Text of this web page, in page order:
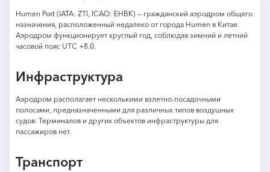
Humen Port (IATA: ZTI, ICAO: EHBK) — гражданский аэродром общего
назначения, расположенный недалеко от города Humen в Китае.
Аэродром функционирует круглый год, соблюдая зимний и летний
часовой пояс UTC +8.0.
Инфраструктура
Аэродром располагает несколькими взлетно-посадочными
полосами, предназначенными для различных типов воздушных
судов. Терминалов и других объектов инфраструктуры для
пассажиров нет.
Транспорт